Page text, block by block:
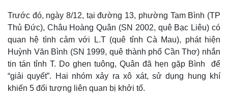
Infographic
Trước đó, ngày 8/12, tại đường 13, phường Tam Bình (TP
Thủ Đức), Châu Hoàng Quân (SN 2002, quê Bạc Liêu) có
quan hệ tình cảm với L.T (quê tỉnh Cà Mau), phát hiện
Huỳnh Văn Bình (SN 1999, quê thành phố Cần Thơ) nhắn
tin tán tỉnh T. Do ghen tuông, Quân đã hẹn gặp Bình để
“giải quyết”. Hai nhóm xảy ra xô xát, sử dụng hung khí
khiến 5 đối tượng liên quan bị khởi tố.